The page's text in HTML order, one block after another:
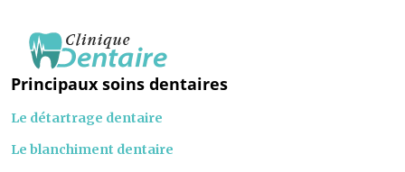
Principaux soins dentaires
Le détartrage dentaire
Le blanchiment dentaire